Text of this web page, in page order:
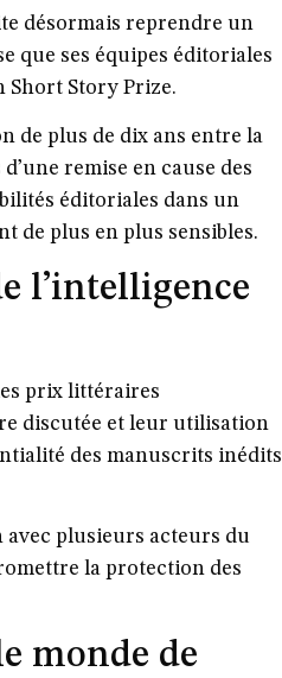
désormais reprendre un
que ses équipes éditoriales
Short Story Prize.
de plus de dix ans entre la
remise en cause des
éditoriales dans un
de plus en plus sensibles.
l’intelligence
prix littéraires
discutée et leur utilisation
des manuscrits inédits
plusieurs acteurs du
la protection des
monde de